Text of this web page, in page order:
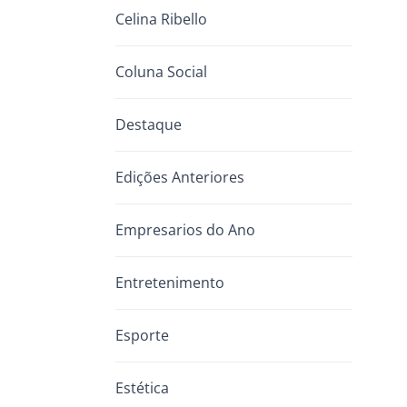
Celina Ribello
Coluna Social
Destaque
Edições Anteriores
Empresarios do Ano
Entretenimento
Esporte
Estética